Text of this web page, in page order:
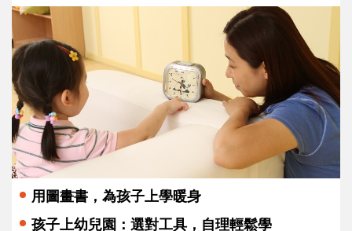
用圖畫書，為孩子上學暖身
孩子上幼兒園：選對工具，自理輕鬆學